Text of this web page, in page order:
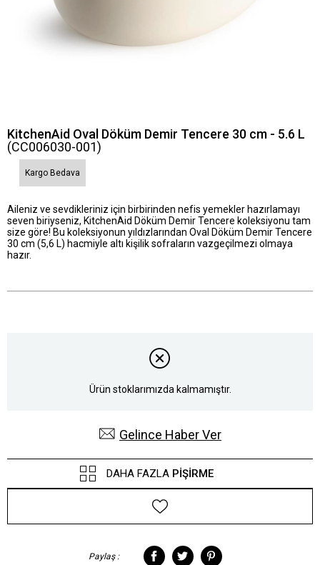
KitchenAid Oval Döküm Demir Tencere 30 cm - 5.6 L
(CC006030-001)
Kargo Bedava
Aileniz ve sevdikleriniz için birbirinden nefis yemekler hazırlamayı
seven biriyseniz, KitchenAid Döküm Demir Tencere koleksiyonu tam
size göre! Bu koleksiyonun yıldızlarından Oval Döküm Demir Tencere
30 cm (5,6 L) hacmiyle altı kişilik sofraların vazgeçilmezi olmaya
hazır.
Ürün stoklarımızda kalmamıştır.
Gelince Haber Ver
DAHA FAZLA PIŞIRME
Paylaş :